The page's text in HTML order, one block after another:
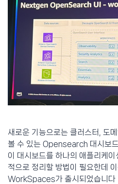
새로운 기능으로는 클러스터, 도
볼 수 있는 Opensearch 대시보
이 대시보드를 하나의 애플리케이
적으로 정리할 방법이 필요한데
WorkSpaces가 출시되었습니다